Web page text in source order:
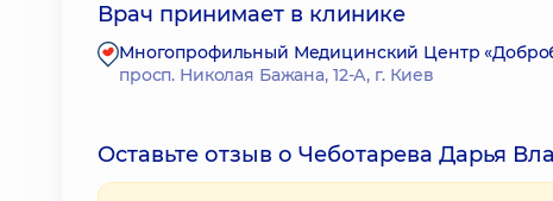
Врач принимает в клинике
Многопрофильный Медицинский Центр
просп. Николая Бажана, 12-А, г. Киев
Оставьте отзыв о Чеботарева Дарья